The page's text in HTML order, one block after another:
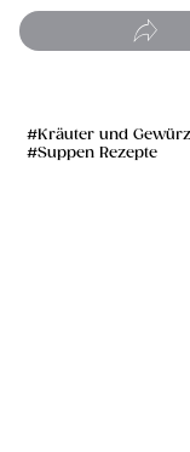
Kräuter und
Suppen Rezepte